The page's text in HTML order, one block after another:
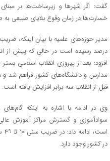
گفت: اگر شهرها و زیرساخت‌ها بر
خسارت‌ها در زمان وقوع بلایای طبیعی
افزود: بعد از پیروزی انقلاب اسلامی
مدارس و دانشگاه‌های کشور فراهم شد و
قبل از انقلاب سه برابر افزایش یافته است.
وی در ادامه با اشاره به اینکه
سوادآموزی و گسترش مراکز آموزش
در کشور وجود دارد.